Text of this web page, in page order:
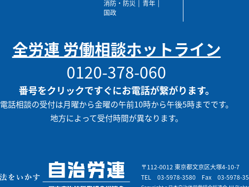
消防・防災
青年
国政
全労連 労働相談ホットライン
0120-378-060
番号をクリックですぐにお電話が繋がります。
電話相談の受付は月曜から金曜の午前10時から午後5時までです。
地方によって受付時間が異なります。
〒112-0012 東京都文京区大塚4-10-7
TEL 03-5978-3580 Fax 03-5978-